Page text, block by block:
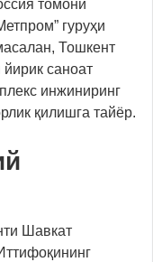
томони
гуруҳи
Тошкент
саноат
инжиниринг
қилишга тайёр.
Шавкат